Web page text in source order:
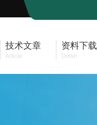
技术文章
Article
资料下载
Down